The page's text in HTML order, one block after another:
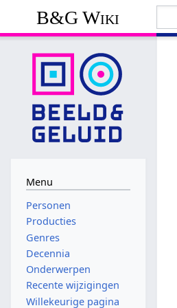
B&G Wiki
Menu
Personen
Producties
Genres
Decennia
Onderwerpen
Recente wijzigingen
Willekeurige pagina